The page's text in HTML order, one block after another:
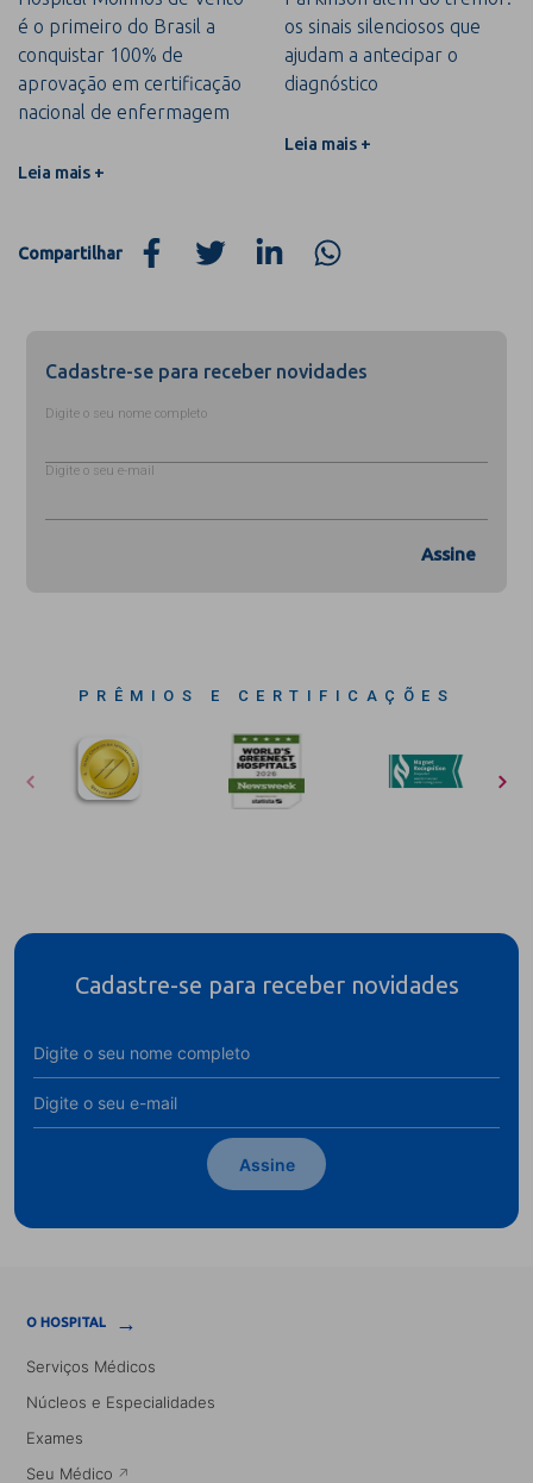
é o primeiro do Brasil a
conquistar 100% de
aprovação em certificação
nacional de enfermagem
Leia mais +
os sinais silenciosos que
ajudam a antecipar o
diagnóstico
Leia mais +
Compartilhar
Cadastre-se para receber novidades
Digite o seu nome completo
Digite o seu e-mail
Assine
PRÊMIOS E CERTIFICAÇÕES
Cadastre-se para receber novidades
Assine
O HOSPITAL →
Serviços Médicos
Núcleos e Especialidades
Exames
Seu Médico